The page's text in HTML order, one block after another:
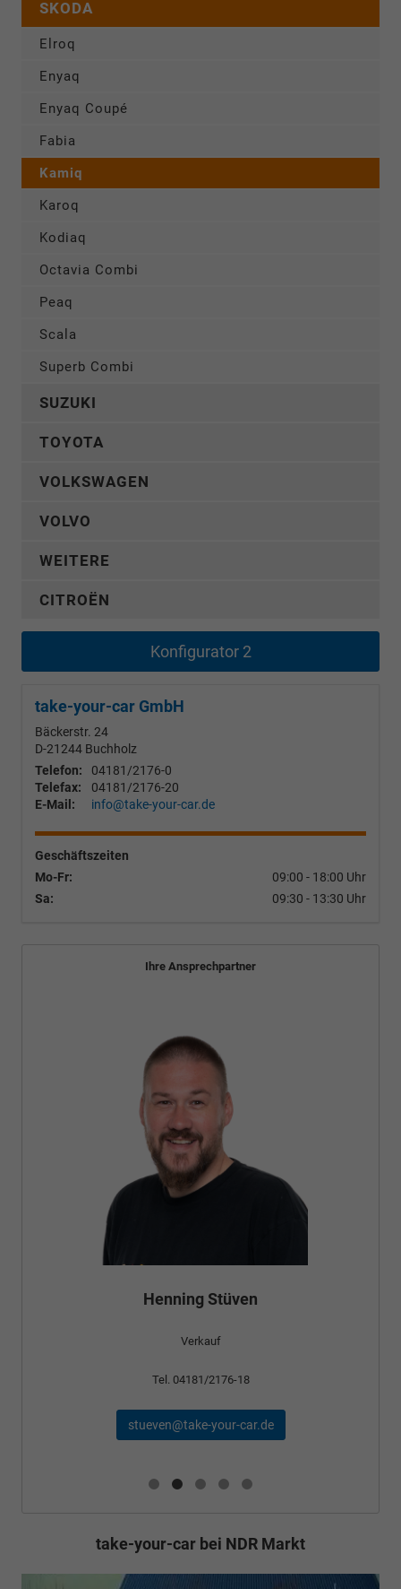
SKODA
Elroq
Enyaq
Enyaq Coupé
Fabia
Kamiq
Karoq
Kodiaq
Octavia Combi
Peaq
Scala
Superb Combi
SUZUKI
TOYOTA
VOLKSWAGEN
VOLVO
WEITERE
CITROËN
Konfigurator 2
take-your-car GmbH
Bäckerstr. 24
D-21244 Buchholz
Telefon:
04181/2176-0
Telefax:
04181/2176-20
E-Mail:
info@take-your-car.de
Geschäftszeiten
Mo-Fr:
09:00 - 18:00 Uhr
Sa:
09:30 - 13:30 Uhr
Ihre Ansprechpartner
Henning Stüven
Verkauf
Tel. 04181/2176-18
stueven@take-your-car.de
take-your-car bei NDR Markt